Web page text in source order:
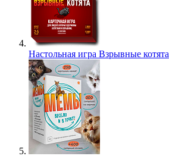
Настольная игра Взрывные котята